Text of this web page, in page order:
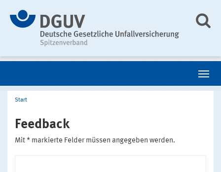
Start
Feedback
Mit * markierte Felder müssen angegeben werden.